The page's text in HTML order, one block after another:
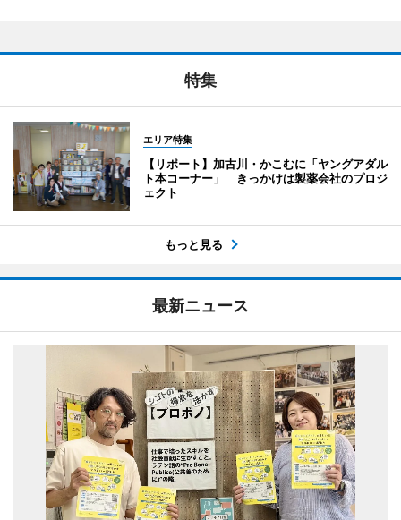
特集
エリア特集
【リポート】加古川・かこむに「ヤングアダル
ト本コーナー」 きっかけは製薬会社のプロジ
ェクト
もっと見る
最新ニュース